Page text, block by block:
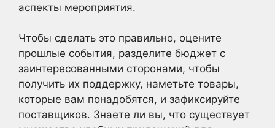
аспекты мероприятия.
Чтобы сделать это правильно, оцените
прошлые события, разделите бюджет с
заинтересованными сторонами, чтобы
получить их поддержку, наметьте товары,
которые вам понадобятся, и зафиксируйте
поставщиков. Знаете ли вы, что существует